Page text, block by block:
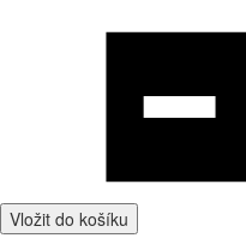
Vložit do košíku